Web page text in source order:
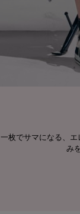
一枚でサマになる、
み